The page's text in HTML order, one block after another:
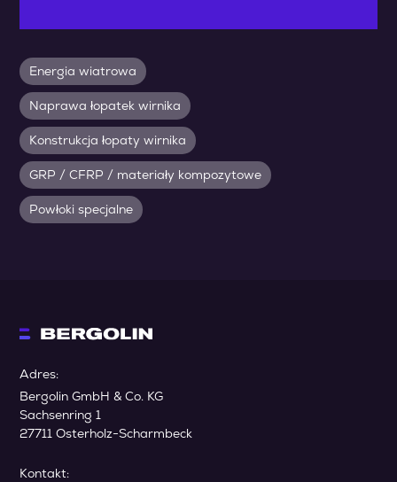
Energia wiatrowa
Naprawa łopatek wirnika
Konstrukcja łopaty wirnika
GRP / CFRP / materiały kompozytowe
Powłoki specjalne
Adres:
Bergolin GmbH & Co. KG
Sachsenring 1
27711 Osterholz-Scharmbeck
Kontakt: